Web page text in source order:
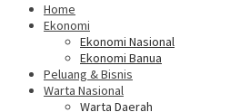
Home
Ekonomi
Ekonomi Nasional
Ekonomi Banua
Peluang & Bisnis
Warta Nasional
Warta Daerah